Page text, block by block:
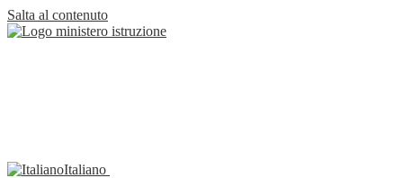
Salta al contenuto
Italiano